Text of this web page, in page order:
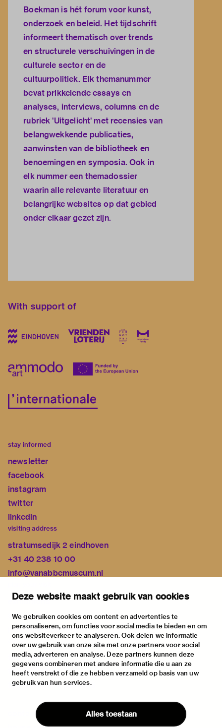
Deze website maakt gebruik van cookies
We gebruiken cookies om content en advertenties te
personaliseren, om functies voor social media te bieden en om
ons websiteverkeer te analyseren. Ook delen we informatie
over uw gebruik van onze site met onze partners voor social
media, adverteren en analyse. Deze partners kunnen deze
gegevens combineren met andere informatie die u aan ze
heeft verstrekt of die ze hebben verzameld op basis van uw
gebruik van hun services.
Alles toestaan
Boekman is hét forum voor kunst,
onderzoek en beleid. Het tijdschrift
informeert thematisch over trends
en structurele verschuivingen in de
culturele sector en de
cultuurpolitiek. Elk themanummer
bevat prikkelende essays en
analyses, interviews, columns en de
rubriek 'Uitgelicht' met recensies van
belangwekkende publicaties,
aanwinsten van de bibliotheek en
benoemingen en symposia. Ook in
elk nummer een themadossier
waarin alle relevante literatuur en
belangrijke websites op dat gebied
onder elkaar gezet zijn.
With support of
stay informed
newsletter
facebook
instagram
twitter
linkedin
visiting address
stratumsedijk 2 eindhoven
+31 40 238 10 00
info@vanabbemuseum.nl
exhibitions
activities
practical information
about
the museum
the collection
foundations & partners
contact